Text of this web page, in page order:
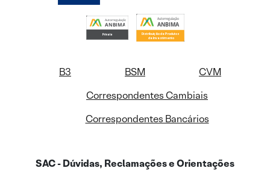
B3 BSM
CVM
Correspondentes Cambiais
Correspondentes Bancários
SAC - Dúvidas, Reclamações e Orientações